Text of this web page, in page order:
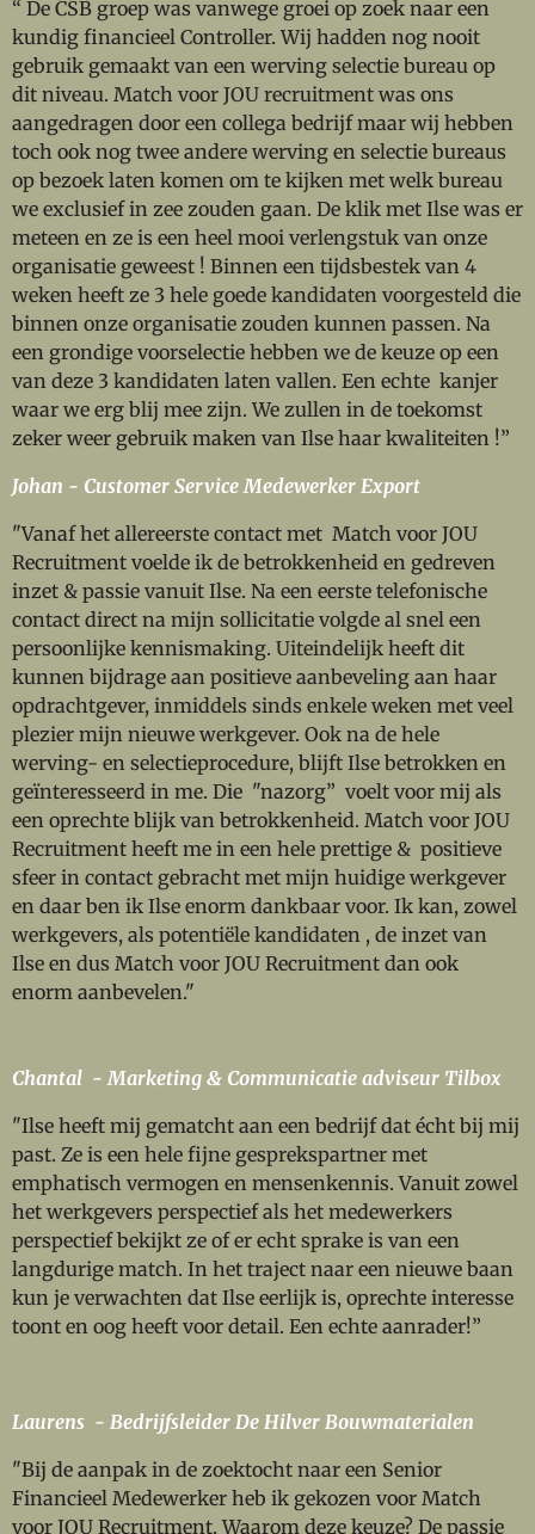
“ De CSB groep was vanwege groei op zoek naar een
kundig financieel Controller. Wij hadden nog nooit
gebruik gemaakt van een werving selectie bureau op
dit niveau. Match voor JOU recruitment was ons
aangedragen door een collega bedrijf maar wij hebben
toch ook nog twee andere werving en selectie bureaus
op bezoek laten komen om te kijken met welk bureau
we exclusief in zee zouden gaan. De klik met Ilse was er
meteen en ze is een heel mooi verlengstuk van onze
organisatie geweest ! Binnen een tijdsbestek van 4
weken heeft ze 3 hele goede kandidaten voorgesteld die
binnen onze organisatie zouden kunnen passen. Na
een grondige voorselectie hebben we de keuze op een
van deze 3 kandidaten laten vallen. Een echte kanjer
waar we erg blij mee zijn. We zullen in de toekomst
zeker weer gebruik maken van Ilse haar kwaliteiten !”
Johan - Customer Service Medewerker Export
"Vanaf het allereerste contact met Match voor JOU
Recruitment voelde ik de betrokkenheid en gedreven
inzet & passie vanuit Ilse. Na een eerste telefonische
contact direct na mijn sollicitatie volgde al snel een
persoonlijke kennismaking. Uiteindelijk heeft dit
kunnen bijdrage aan positieve aanbeveling aan haar
opdrachtgever, inmiddels sinds enkele weken met veel
plezier mijn nieuwe werkgever. Ook na de hele
werving- en selectieprocedure, blijft Ilse betrokken en
geïnteresseerd in me. Die "nazorg” voelt voor mij als
een oprechte blijk van betrokkenheid. Match voor JOU
Recruitment heeft me in een hele prettige & positieve
sfeer in contact gebracht met mijn huidige werkgever
en daar ben ik Ilse enorm dankbaar voor. Ik kan, zowel
werkgevers, als potentiële kandidaten , de inzet van
Ilse en dus Match voor JOU Recruitment dan ook
enorm aanbevelen."
Chantal - Marketing & Communicatie adviseur Tilbox
"Ilse heeft mij gematcht aan een bedrijf dat écht bij mij
past. Ze is een hele fijne gesprekspartner met
emphatisch vermogen en mensenkennis. Vanuit zowel
het werkgevers perspectief als het medewerkers
perspectief bekijkt ze of er echt sprake is van een
langdurige match. In het traject naar een nieuwe baan
kun je verwachten dat Ilse eerlijk is, oprechte interesse
toont en oog heeft voor detail. Een echte aanrader!”
Laurens - Bedrijfsleider De Hilver Bouwmaterialen
"Bij de aanpak in de zoektocht naar een Senior
Financieel Medewerker heb ik gekozen voor Match
voor JOU Recruitment. Waarom deze keuze? De passie